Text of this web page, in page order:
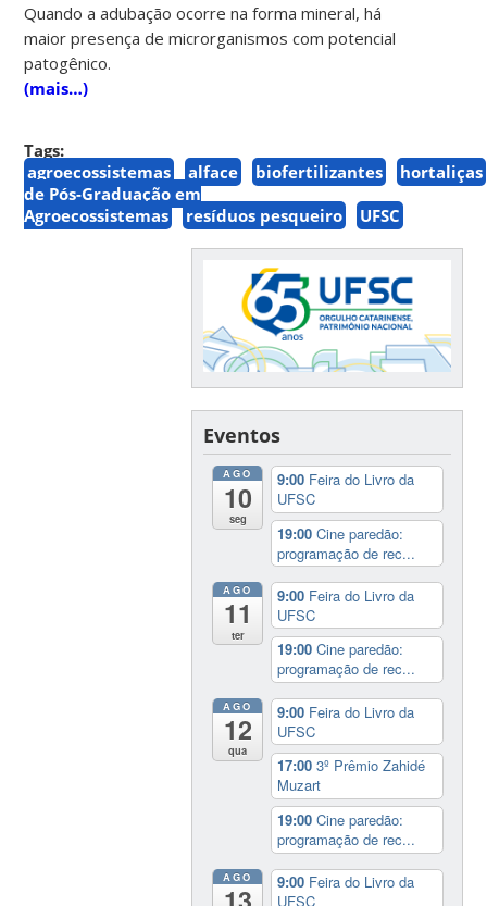
Quando a adubação ocorre na forma mineral, há
maior presença de microrganismos com potencial
patogênico.
(mais…)
Tags:
agroecossistemas
alface biofertilizantes
hortaliças
de Pós-Graduação em
Agroecossistemas
resíduos pesqueiro UFSC
Eventos
AGO
10
seg
9:00 Feira do Livro da
UFSC
19:00Cine paredão:
programação de rec...
AGO
11
ter
9:00 Feira do Livro da
UFSC
19:00Cine paredão:
programação de rec...
AGO
12
qua
9:00 Feira do Livro da
UFSC
17:003º Prêmio Zahidé
Muzart
19:00Cine paredão:
programação de rec...
AGO 9:00 Feira do Livro da
UFSC